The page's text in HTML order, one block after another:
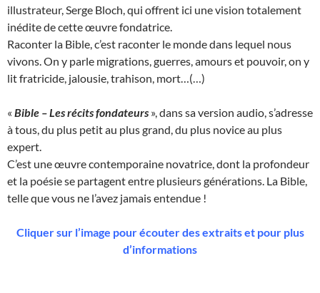
illustrateur, Serge Bloch, qui offrent ici une vision totalement
inédite de cette œuvre fondatrice.
Raconter la Bible, c’est raconter le monde dans lequel nous
vivons. On y parle migrations, guerres, amours et pouvoir, on y
lit fratricide, jalousie, trahison, mort…(…)
« Bible – Les récits fondateurs », dans sa version audio, s’adresse
à tous, du plus petit au plus grand, du plus novice au plus
expert.
C’est une œuvre contemporaine novatrice, dont la profondeur
et la poésie se partagent entre plusieurs générations. La Bible,
telle que vous ne l’avez jamais entendue !
Cliquer sur l’image pour écouter des extraits et pour plus
d’informations